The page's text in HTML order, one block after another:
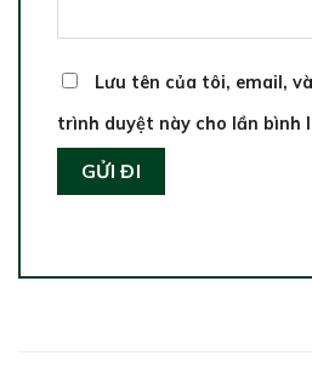
Lưu tên của tôi, email,
trình duyệt này cho lần bình